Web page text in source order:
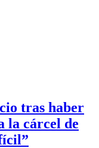
tras haber
la cárcel de